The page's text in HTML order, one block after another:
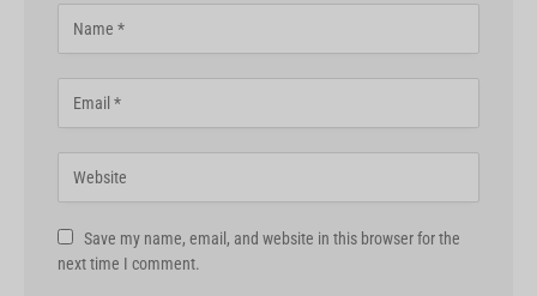
Save my name, email, and website in this browser for the
next time I comment.